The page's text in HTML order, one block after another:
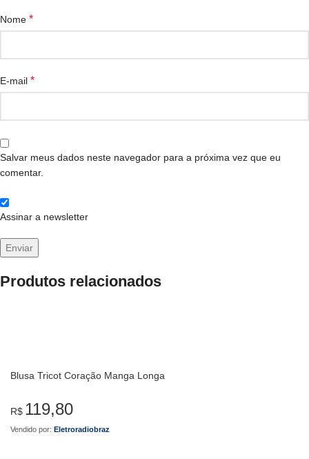
Nome *
E-mail *
Salvar meus dados neste navegador para a próxima vez que eu
comentar.
Assinar a newsletter
Produtos relacionados
Blusa Tricot Coração Manga Longa
R$ 119,80
Vendido por: Eletroradiobraz